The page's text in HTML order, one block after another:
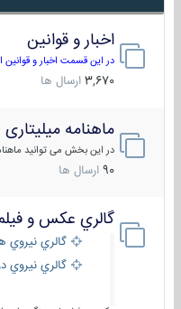
اخبار و قوانین
در این قسمت اخبار و قوانین
3,670 ارسال ها
ماهنامه میلیتاری
در این بخش می توانید ماهنامه
90 ارسال ها
گالري عكس و فيلم
گالري نيروي
گالري نيروي